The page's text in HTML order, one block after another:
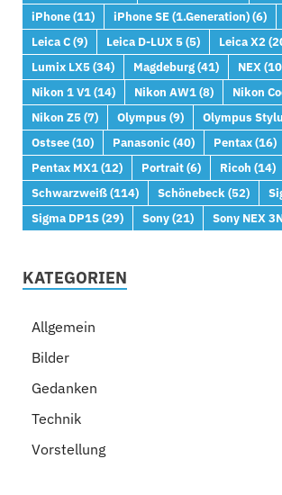
iPhone(11) iPhone SE (1.Generation)(6)
Leica C(9) Leica D-LUX 5(5) Leica X2
Lumix LX5(34) Magdeburg(41) NEX
Nikon 1 V1(14) Nikon AW1(8) Nikon
Nikon Z5(7) Olympus (9) Olympus
Ostsee(10) Panasonic(40) Pentax(16)
Pentax MX1(12) Portrait(6) Ricoh (14)
Schwarzweiß(114) Schönebeck(52)
Sigma DP1S(29) Sony(21) Sony NEX
KATEGORIEN
Allgemein
Bilder
Gedanken
Technik
Vorstellung